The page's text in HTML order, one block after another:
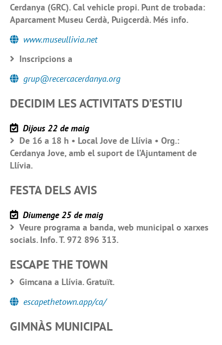
Cerdanya (GRC). Cal vehicle propi. Punt de trobada:
Aparcament Museu Cerdà, Puigcerdà. Més info.
www.museullivia.net
Inscripcions a
grup@recercacerdanya.org
DECIDIM LES ACTIVITATS D’ESTIU
Dijous 22 de maig
De 16 a 18 h • Local Jove de Llívia • Org.:
Cerdanya Jove, amb el suport de l’Ajuntament de
Llívia.
FESTA DELS AVIS
Diumenge 25 de maig
Veure programa a banda, web municipal o xarxes
socials. Info. T. 972 896 313.
ESCAPE THE TOWN
Gimcana a Llívia. Gratuït.
escapethetown.app/ca/
GIMNÀS MUNICIPAL